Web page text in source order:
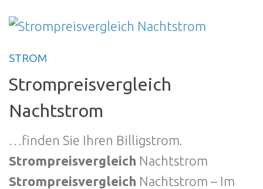
STROM
Strompreisvergleich
Nachtstrom
…finden Sie Ihren Billigstrom.
Strompreisvergleich Nachtstrom
Strompreisvergleich Nachtstrom – Im